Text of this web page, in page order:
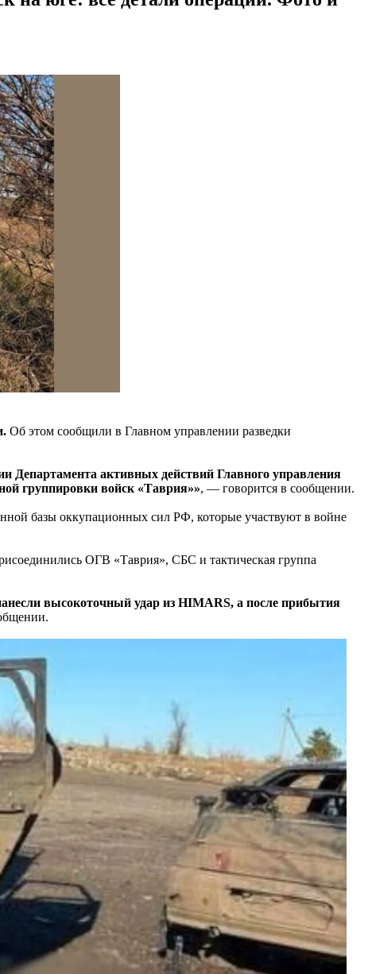
Об этом сообщили в Главном управлении разведки
Департамента активных действий Главного управления
группировки войск «Таврия»», — говорится в сообщении.
базы оккупационных сил РФ, которые участвуют в войне
ОГВ «Таврия», СБС и тактическая группа
высокоточный удар из HIMARS, а после прибытия